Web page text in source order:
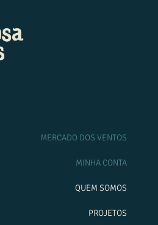
MERCADO DOS VENTOS
MINHA CONTA
QUEM SOMOS
PROJETOS